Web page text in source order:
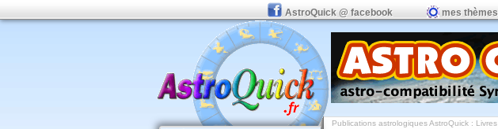
AstroQuick @ facebook mes
Publications astrologiques AstroQuick :